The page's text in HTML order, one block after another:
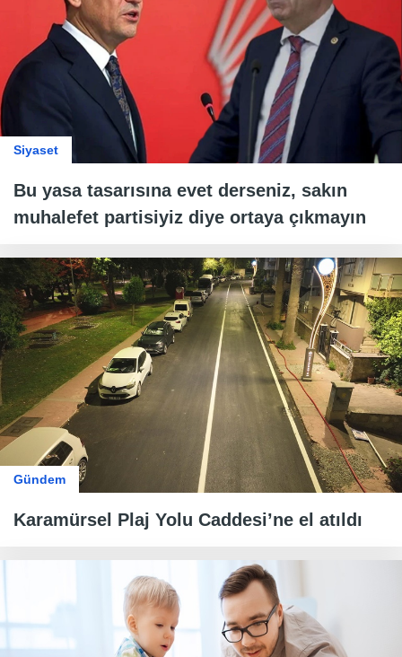
Siyaset
Bu yasa tasarısına evet derseniz, sakın
muhalefet partisiyiz diye ortaya çıkmayın
Gündem
Karamürsel Plaj Yolu Caddesi’ne el atıldı